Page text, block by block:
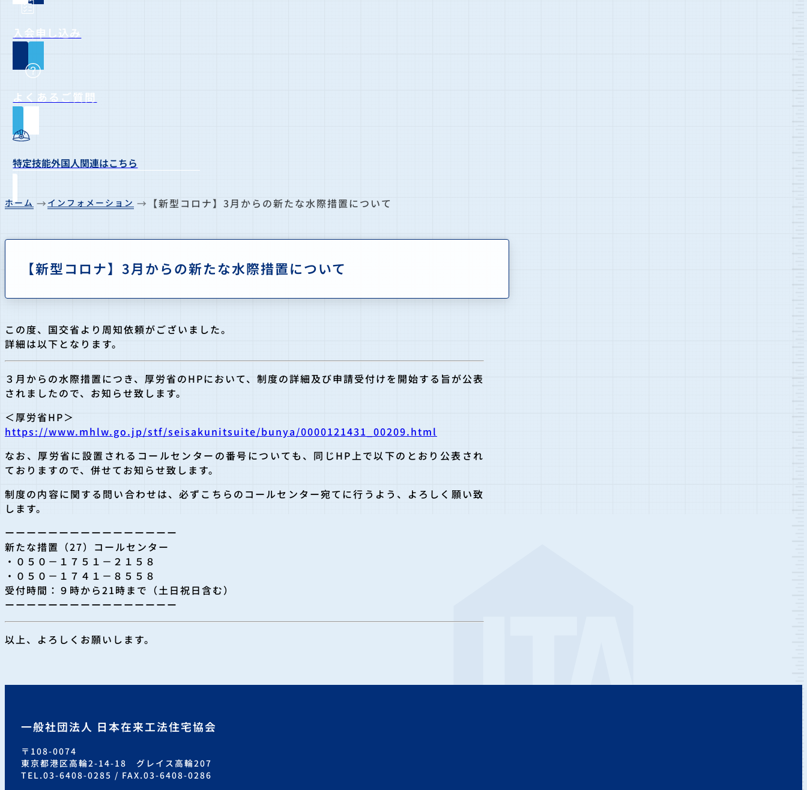
入会申し込み
よくあるご質問
特定技能外国人関連はこちら
ホーム インフォメーション 【新型コロナ】3月からの新たな水際措置について
【新型コロナ】3月からの新たな水際措置について
この度、国交省より周知依頼がございました。
詳細は以下となります。
３月からの水際措置につき、厚労省のHPにおいて、制度の詳細及び申請受付けを開始する 旨が公表
されましたので、お知らせ致します。
＜厚労省HP＞
https://www.mhlw.go.jp/stf/seisakunitsuite/bunya/0000121431_ 00209.html
なお、厚労省に設置されるコールセンターの番号についても、同じHP上で以下のとおり公表され
ておりますので、併せてお知らせ致します。
制度の内容に関する問い合わせは、必ずこちらのコールセンター宛てに行うよう、よろしく願い致
します。
ーーーーーーーーーーーーーーーー
新たな措置（27）コールセンター
・０５０－１７５１－２１５８
・０５０－１７４１－８５５８
受付時間：９時から21時まで（土日祝日含む）
ーーーーーーーーーーーーーーーー
以上、よろしくお願いします。
一般社団法人 日本在来工法住宅協会
〒108-0074
東京都港区高輪2-14-18 グレイス高輪207
TEL.03-6408-0285 / FAX.03-6408-0286